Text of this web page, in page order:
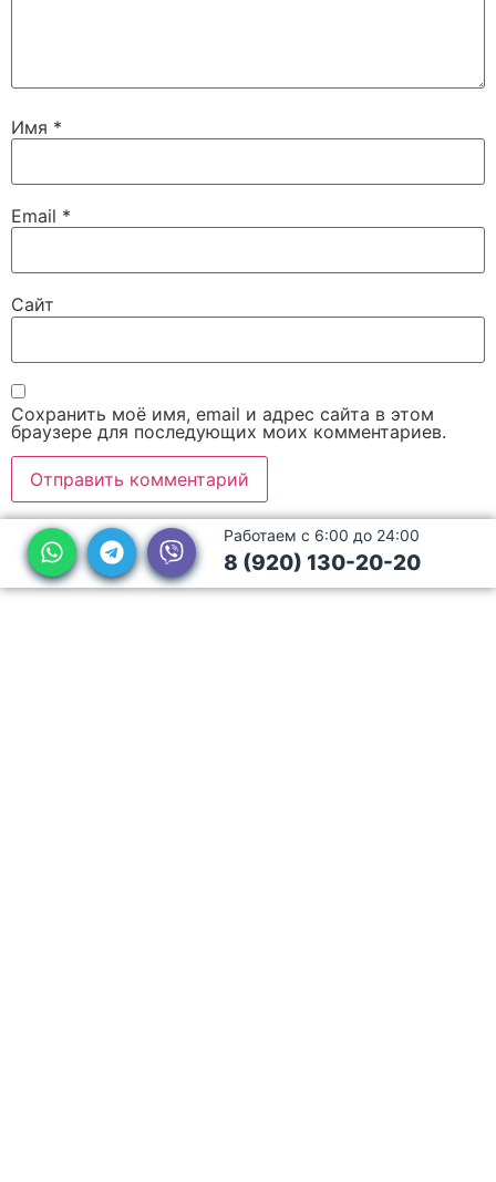
Имя *
Email *
Сайт
Сохранить моё имя, email и адрес сайта в этом
браузере для последующих моих комментариев.
Работаем с 6:00 до 24:00
8 (920) 130-20-20